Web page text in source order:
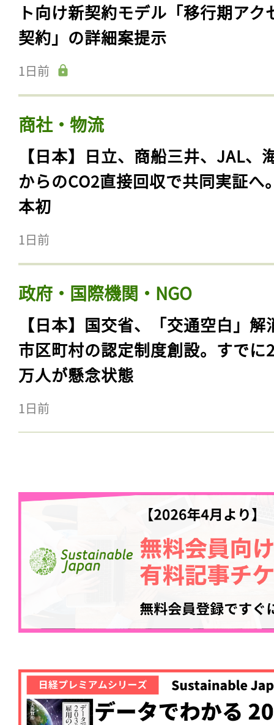
ト向け新契約モデル「移行期アク
契約」の詳細案提示
1日前
商社・物流
【日本】日立、商船三井、JAL、
からのCO2直接回収で共同実証へ
本初
1日前
政府・国際機関・NGO
【日本】国交省、「交通空白」解
市区町村の認定制度創設。すでに
万人が懸念状態
1日前